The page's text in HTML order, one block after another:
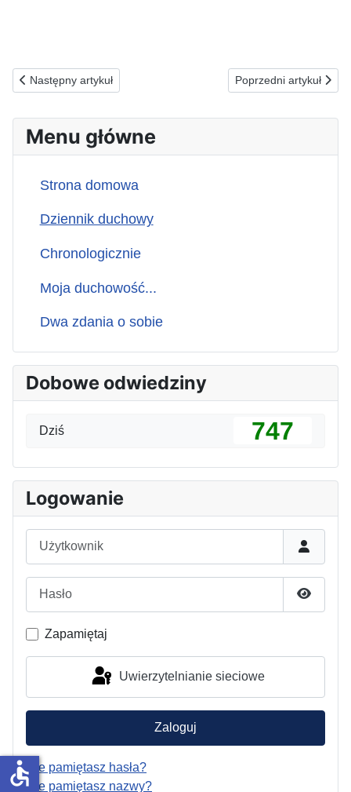
Poprzednia strona: 09.02.1991(s) Dzieciątka...
Następny artykuł Następna strona:
Poprzedni artykuł
Menu główne
Strona domowa
Dziennik duchowy
Chronologicznie
Moja duchowość...
Dwa zdania o sobie
Dobowe odwiedziny
Dziś 747
Logowanie
Pokaż
Zapamiętaj
Uwierzytelnianie sieciowe
Zaloguj
Nie pamiętasz hasła?
Nie pamiętasz nazwy?
accessible